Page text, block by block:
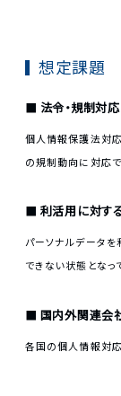
想定課題
法令・規制対
個人情報保護法対
の規制動向に対応
利活用に対す
パーソナルデータ
できない状態となっ
国内外関連会
各国の個人情報対